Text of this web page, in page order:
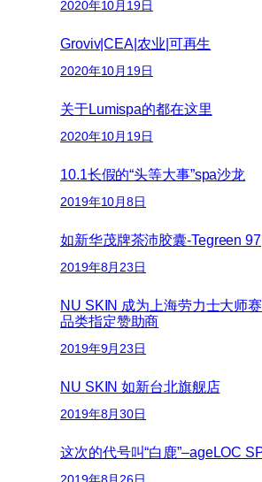
2020年10月19日
Groviv|CEA|农业|可再生
2020年10月19日
关于Lumispa的都在这里
2020年10月19日
10.1长假的“头等大事”spa沙龙
2019年10月8日
如新华茂牌茶沛胶囊-Tegreen 97
2019年8月23日
NU SKIN 成为上海劳力士大师
品类指定赞助商
2019年9月23日
NU SKIN 如新台北旗舰店
2019年8月30日
这次的代号叫“白鹿”–ageLOC